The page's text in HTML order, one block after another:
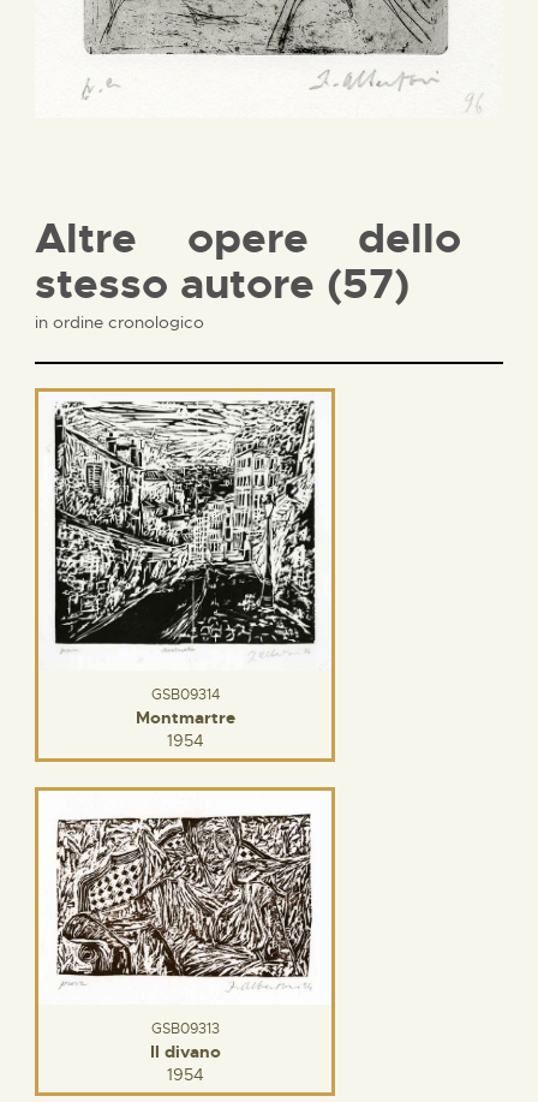
Altre opere dello
stesso autore (57)
in ordine cronologico
GSB09314
Montmartre
1954
GSB09313
Il divano
1954